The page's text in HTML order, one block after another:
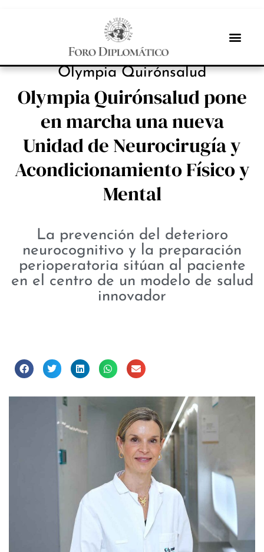
INBOX INTERNACIONAL
Olympia Quirónsalud
Olympia Quirónsalud pone
en marcha una nueva
Unidad de Neurocirugía y
Acondicionamiento Físico y
Mental
La prevención del deterioro
neurocognitivo y la preparación
perioperatoria sitúan al paciente
en el centro de un modelo de salud
innovador